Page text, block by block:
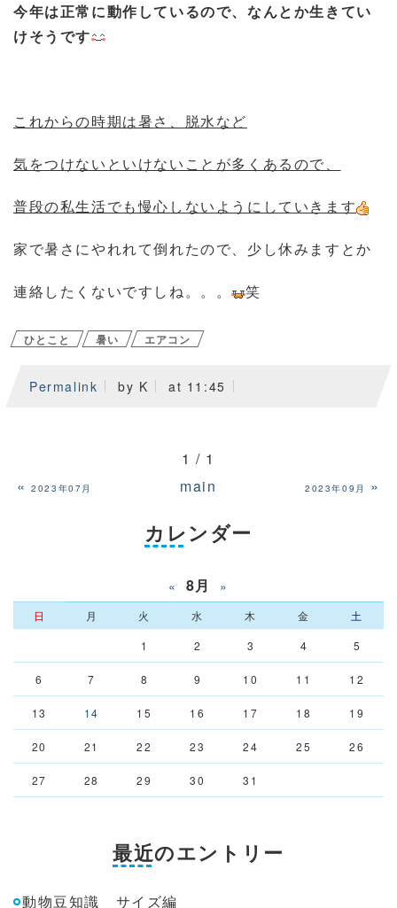
今年は正常に動作しているので、なんとか生きてい
けそうです
これからの時期は暑さ、脱水など
気をつけないといけないことが多くあるので、
普段の私生活でも慢心しないようにしていきます
家で暑さにやれれて倒れたので、少し休みますとか
連絡したくないですしね。。。 笑
ひとこと 暑い エアコン
Permalink by K at 11:45
1 / 1
«2023年07月 main 2023年09月 »
カレンダー
« 8月 »
日 月 火 水 木 金
土
1
2 3 4 5
6 7 8 9 10 11 12
13 14 15 16 17 18 19
20 21 22 23 24 25 26
27 28 29 30 31
最近のエントリー
動物豆知識 サイズ編